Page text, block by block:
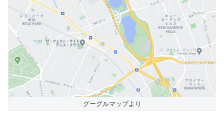
グーグルマップより